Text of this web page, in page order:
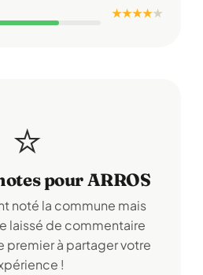
★ ★ ★ ★★
⭐
pour ARROS
noté la commune mais
laissé de commentaire
premier à partager votre
!